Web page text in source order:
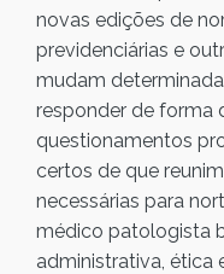
novas edições de
previdenciárias e
mudam
responder de forma
questionamentos
certos de que
necessárias para
médico patologista
administrativa, ética